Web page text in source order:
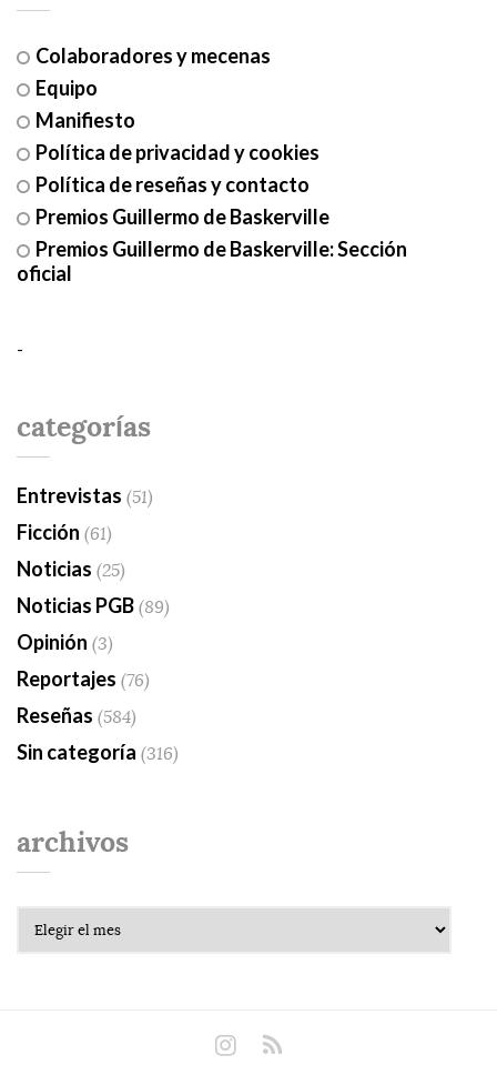
Colaboradores y mecenas
Equipo
Manifiesto
Política de privacidad y cookies
Política de reseñas y contacto
Premios Guillermo de Baskerville
Premios Guillermo de Baskerville: Sección
oficial
-
categorías
Entrevistas (51)
Ficción (61)
Noticias (25)
Noticias PGB(89)
Opinión (3)
Reportajes (76)
Reseñas (584)
Sin categoría (316)
archivos